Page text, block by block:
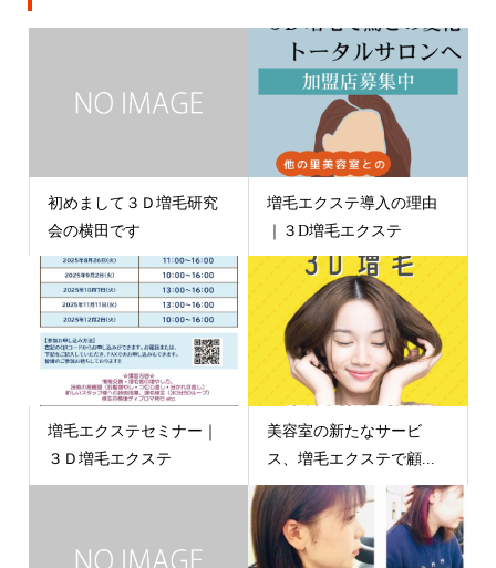
初めまして３Ｄ増毛研究
会の横田です
増毛エクステ導入の理由
｜３D増毛エクステ
増毛エクステセミナー｜
３Ｄ増毛エクステ
美容室の新たなサービ
ス、増毛エクステで顧...